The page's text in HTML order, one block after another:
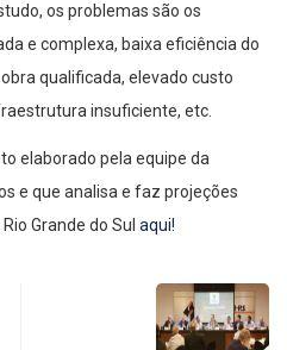
os problemas são os
e complexa, baixa eficiência do
qualificada, elevado custo
insuficiente, etc.
elaborado pela equipe da
e que analisa e faz projeções
Grande do Sul aqui!